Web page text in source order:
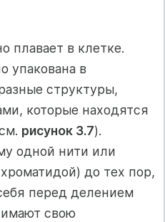
плавает в клетке.
упакована в
структуры,
которые находятся
рисунок 3.7).
одной нити или
до тех пор,
перед делением
свою